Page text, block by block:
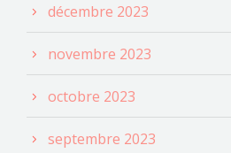
décembre 2023
novembre 2023
octobre 2023
septembre 2023